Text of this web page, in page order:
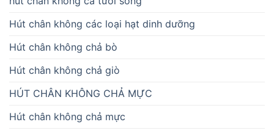
Hút chân không các loại hạt dinh dưỡng
Hút chân không chả bò
Hút chân không chả giò
HÚT CHÂN KHÔNG CHẢ MỰC
Hút chân không chả mực